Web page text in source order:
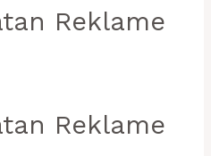
Reklame
Reklame